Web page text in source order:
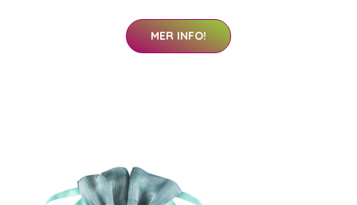
MER INFO!